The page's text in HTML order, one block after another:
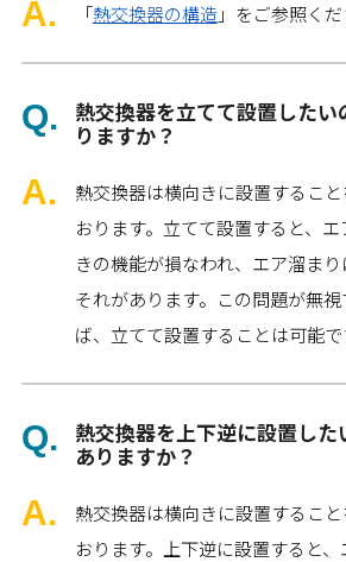
「熱交換器の構造」をご参照くだ
熱交換器を立てて設置した
りますか？
熱交換器は横向きに設置するこ
おります。立てて設置すると、
きの機能が損なわれ、エア溜ま
それがあります。この問題が無
ば、立てて設置することは可能で
熱交換器を上下逆に設置し
ありますか？
熱交換器は横向きに設置するこ
おります。上下逆に設置すると